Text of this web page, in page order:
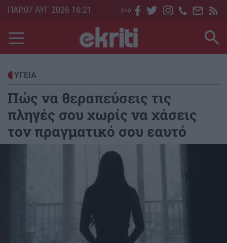
Skip
main
content
ΠΑΡ.07 ΑΥΓ 2026 16:21
ΥΓΕΙΑ
Πώς να θεραπεύσεις τις
πληγές σου χωρίς να χάσεις
τον πραγματικό σου εαυτό